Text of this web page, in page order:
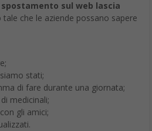
sul web lascia
tale che le aziende possano sapere
stati;
di fare durante una giornata;
medicinali;
gli amici;